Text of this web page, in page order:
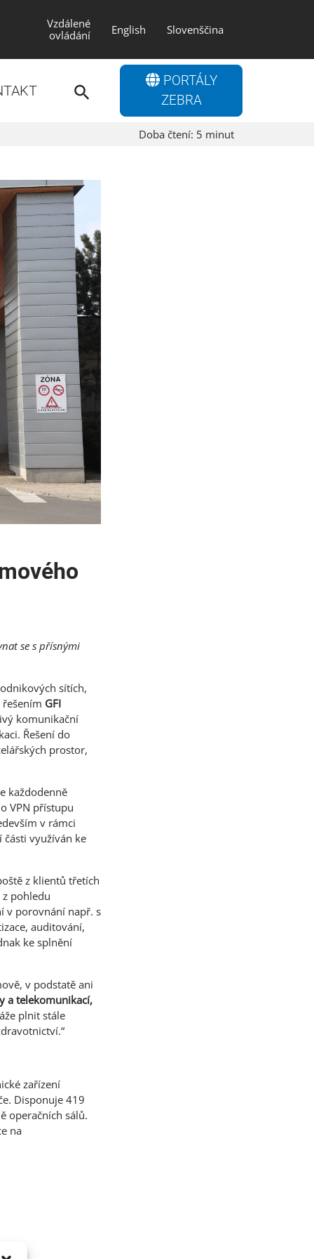
Vzdálené
ovládání
English Slovenščina
PORTÁLY
ZEBRA
Doba čtení: 5 minut
se s přísnými
sítích,
GFI
komunikační
Řešení do
prostor,
každodenně
VPN přístupu
v rámci
části využíván ke
z klientů třetích
pohledu
v porovnání např. s
auditování,
ke splnění
v podstatě ani
a telekomunikací,
plnit stále
zařízení
Disponuje 419
operačních sálů.
na